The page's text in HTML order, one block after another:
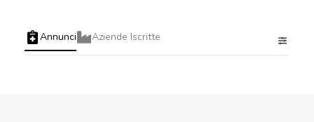
Annunci Aziende Iscritte